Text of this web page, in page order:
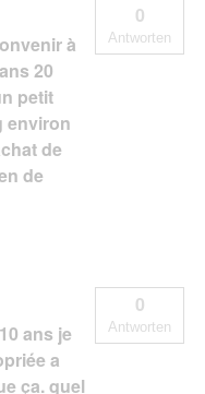
à
20
petit
environ
de
de
0
Antworten
ans je
a
ça. quel
0
Antworten